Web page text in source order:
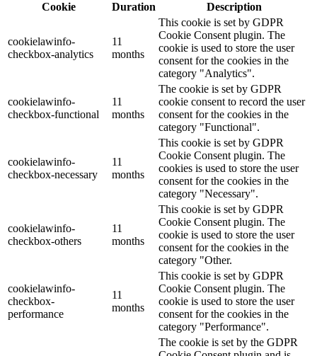
Cookie
Duration Description
cookielawinfo-
checkbox-analytics
11
months
This cookie is set by GDPR
Cookie Consent plugin. The
cookie is used to store the user
consent for the cookies in the
category "Analytics".
cookielawinfo-
checkbox-functional
11
months
The cookie is set by GDPR
cookie consent to record the user
consent for the cookies in the
category "Functional".
cookielawinfo-
checkbox-necessary
11
months
This cookie is set by GDPR
Cookie Consent plugin. The
cookies is used to store the user
consent for the cookies in the
category "Necessary".
cookielawinfo-
checkbox-others
11
months
This cookie is set by GDPR
Cookie Consent plugin. The
cookie is used to store the user
consent for the cookies in the
category "Other.
cookielawinfo-
checkbox-
performance
11
months
This cookie is set by GDPR
Cookie Consent plugin. The
cookie is used to store the user
consent for the cookies in the
category "Performance".
The cookie is set by the GDPR